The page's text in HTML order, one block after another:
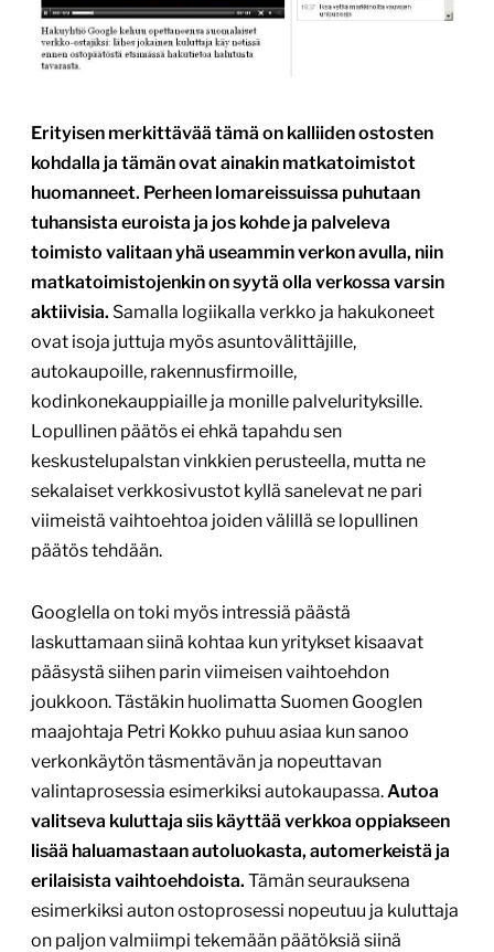
Erityisen merkittävää tämä on kalliiden ostosten
kohdalla ja tämän ovat ainakin matkatoimistot
huomanneet. Perheen lomareissuissa puhutaan
tuhansista euroista ja jos kohde ja palveleva
toimisto valitaan yhä useammin verkon avulla, niin
matkatoimistojenkin on syytä olla verkossa varsin
aktiivisia. Samalla logiikalla verkko ja hakukoneet
ovat isoja juttuja myös asuntovälittäjille,
autokaupoille, rakennusfirmoille,
kodinkonekauppiaille ja monille palvelurityksille.
Lopullinen päätös ei ehkä tapahdu sen
keskustelupalstan vinkkien perusteella, mutta ne
sekalaiset verkkosivustot kyllä sanelevat ne pari
viimeistä vaihtoehtoa joiden välillä se lopullinen
päätös tehdään.
Googlella on toki myös intressiä päästä
laskuttamaan siinä kohtaa kun yritykset kisaavat
pääsystä siihen parin viimeisen vaihtoehdon
joukkoon. Tästäkin huolimatta Suomen Googlen
maajohtaja Petri Kokko puhuu asiaa kun sanoo
verkonkäytön täsmentävän ja nopeuttavan
valintaprosessia esimerkiksi autokaupassa.Autoa
valitseva kuluttaja siis käyttää verkkoa oppiakseen
lisää haluamastaan autoluokasta, automerkeistä ja
erilaisista vaihtoehdoista. Tämän seurauksena
esimerkiksi auton ostoprosessi nopeutuu ja kuluttaja
on paljon valmiimpi tekemään päätöksiä siinä